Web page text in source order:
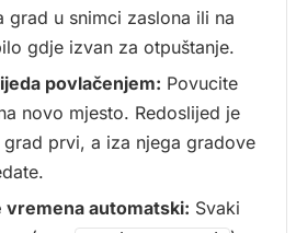
grad u snimci zaslona ili na
gdje izvan za otpuštanje.
povlačenjem: Povucite
novo mjesto. Redoslijed je
prvi, a iza njega gradove
vremena automatski: Svaki